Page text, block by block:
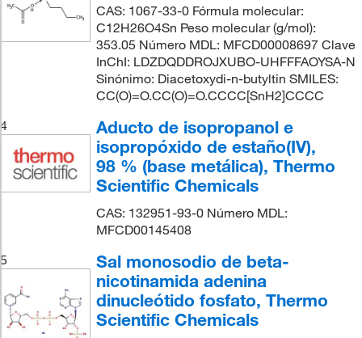
CAS: 1067-33-0 Fórmula molecular:
C12H26O4Sn Peso molecular (g/mol):
353.05 Número MDL: MFCD00008697 Clave
InChI: LDZDQDDROJXUBO-UHFFFAOYSA-N
Sinónimo: Diacetoxydi-n-butyltin SMILES:
CC(O)=O.CC(O)=O.CCCC[SnH2]CCCC
4
Aducto de isopropanol e
isopropóxido de estaño(IV),
98 % (base metálica), Thermo
Scientific Chemicals
CAS: 132951-93-0 Número MDL:
MFCD00145408
5
Sal monosodio de beta-
nicotinamida adenina
dinucleótido fosfato, Thermo
Scientific Chemicals